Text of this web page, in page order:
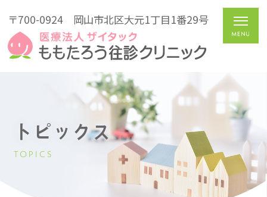
〒700-0924 岡山市北区大元1丁目1番29号
トピックス
TOPICS